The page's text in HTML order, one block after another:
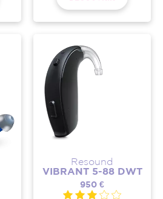
Resound
VIBRANT 5-88 DWT
950 €